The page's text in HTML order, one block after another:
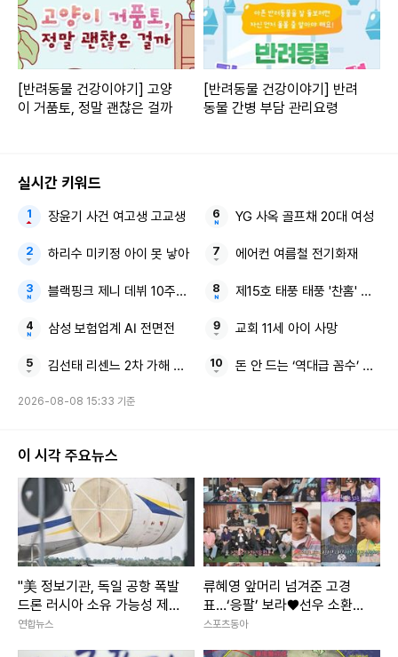
[반려동물 건강이야기] 고양
이 거품토, 정말 괜찮은 걸까
[반려동물 건강이야기] 반려
동물 간병 부담 관리요령
실시간 키워드
장윤기 사건 여고생 고교생
하리수 미키정 아이 못 낳아
블랙핑크 제니 데뷔 10주년 장문의 편지
삼성 보험업계 AI 전면전
김선태 리센느 2차 가해 논란 8초짜리 근황 영상
YG 사옥 골프채 20대 여성
에어컨 여름철 전기화재
제15호 태풍 태풍 '찬홈' 동해
교회 11세 아이 사망
돈 안 드는 ‘역대급 꼼수’ 비닐
2026-08-08 15:33 기준
이 시각 주요뉴스
"美 정보기관, 독일 공항 폭발
드론 러시아 소유 가능성 제
기"
연합뉴스
류혜영 앞머리 넘겨준 고경
표…‘응팔’ 보라♥선우 소환
(나혼산)
스포츠동아